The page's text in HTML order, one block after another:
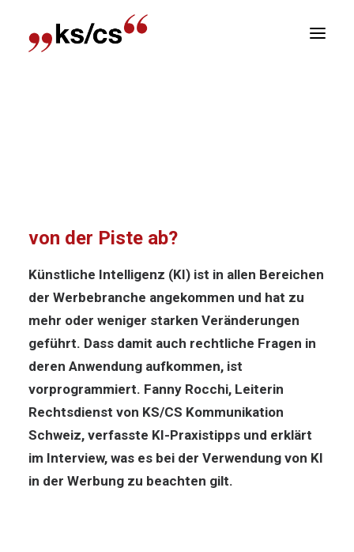
von der Piste ab?
Künstliche Intelligenz (KI) ist in allen Bereichen
der Werbebranche angekommen und hat zu
mehr oder weniger starken Veränderungen
geführt. Dass damit auch rechtliche Fragen in
deren Anwendung aufkommen, ist
vorprogrammiert. Fanny Rocchi, Leiterin
Rechtsdienst von KS/CS Kommunikation
Schweiz, verfasste KI-Praxistipps und erklärt
im Interview, was es bei der Verwendung von KI
in der Werbung zu beachten gilt.